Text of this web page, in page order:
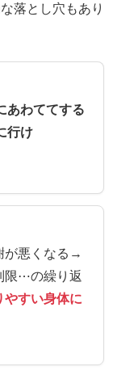
落とし穴もあり
あわててする
行け
が悪くなる→
限⋯の繰り返
やすい身体に